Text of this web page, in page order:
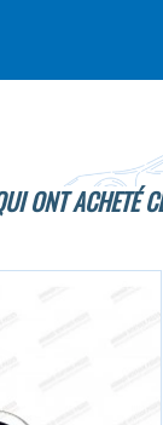
ONT ACHETÉ